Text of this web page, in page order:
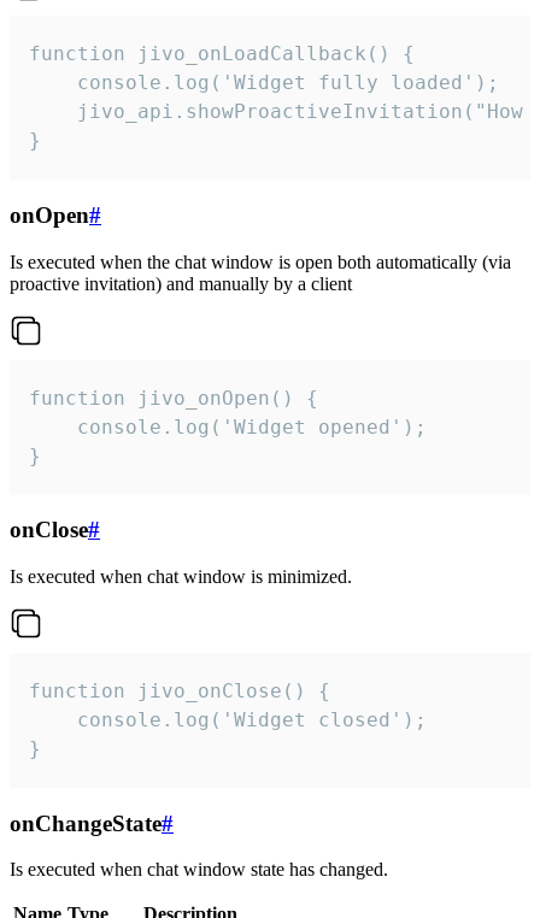
function jivo_onLoadCallback() {
    console.log('Widget fully loaded');
jivo_api.showProactiveInvitation("How
}
onOpen#
Is executed when the chat window is open both automatically (via
proactive invitation) and manually by a client
function jivo_onOpen() {
    console.log('Widget opened');
}
onClose#
Is executed when chat window is minimized.
function jivo_onClose() {
    console.log('Widget closed');
}
onChangeState#
Is executed when chat window state has changed.